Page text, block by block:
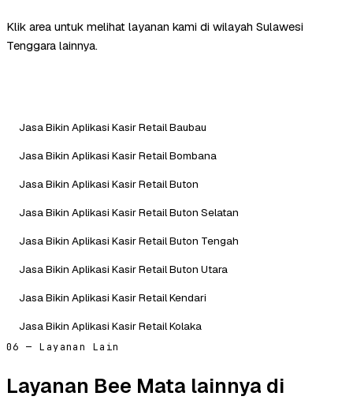
Klik area untuk melihat layanan kami di wilayah Sulawesi
Tenggara lainnya.
Jasa Bikin Aplikasi Kasir Retail Baubau
Jasa Bikin Aplikasi Kasir Retail Bombana
Jasa Bikin Aplikasi Kasir Retail Buton
Jasa Bikin Aplikasi Kasir Retail Buton Selatan
Jasa Bikin Aplikasi Kasir Retail Buton Tengah
Jasa Bikin Aplikasi Kasir Retail Buton Utara
Jasa Bikin Aplikasi Kasir Retail Kendari
Jasa Bikin Aplikasi Kasir Retail Kolaka
06 — Layanan Lain
Layanan Bee Mata lainnya di